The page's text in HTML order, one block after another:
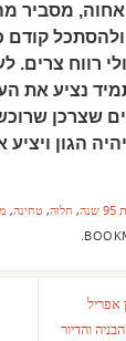
מסביר
קודם
רווח צרים.
נציע את
שצרכן
הגון
, חלוה, טחינה,
אפריל